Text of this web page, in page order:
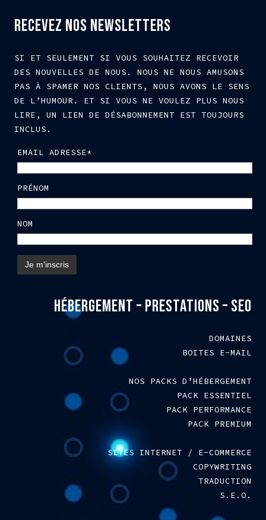
RECEVEZ NOS NEWSLETTERS
SI ET SEULEMENT SI VOUS SOUHAITEZ RECEVOIR
DES NOUVELLES DE NOUS. NOUS NE NOUS AMUSONS
PAS À SPAMER NOS CLIENTS, NOUS AVONS LE SENS
DE L’HUMOUR. ET SI VOUS NE VOULEZ PLUS NOUS
LIRE, UN LIEN DE DÉSABONNEMENT EST TOUJOURS
INCLUS.
EMAIL ADRESSE*
PRÉNOM
NOM
HÉBERGEMENT – PRESTATIONS – SEO
DOMAINES
BOITES E-MAIL
NOS PACKS D’HÉBERGEMENT
PACK ESSENTIEL
PACK PERFORMANCE
PACK PREMIUM
SITES INTERNET / E-COMMERCE
COPYWRITING
TRADUCTION
S.E.O.